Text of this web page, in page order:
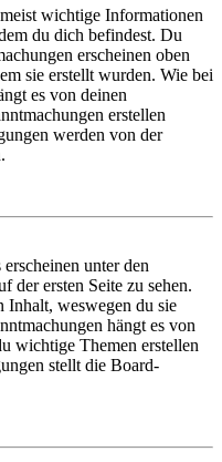
wichtige Informationen
du dich befindest. Du
erscheinen oben
sie erstellt wurden. Wie bei
es von deinen
erstellen
werden von der
unter den
der ersten Seite zu sehen.
Inhalt, weswegen du sie
hängt es von
wichtige Themen erstellen
stellt die Board-